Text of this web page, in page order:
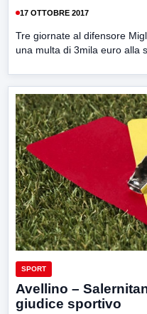
17 OTTOBRE 2017
Tre giornate al difensore
una multa di 3mila euro alla
SPORT
Avellino –
giudice sportivo